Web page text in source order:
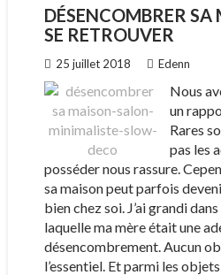
DÉSENCOMBRER
SE RETROUVER
25 juillet 2018 Edenn
Nous
un
Rares
pas les
posséder nous rassure.
sa maison peut parfois
bien chez soi. J’ai grandi
laquelle ma mère était une
désencombrement. Aucun
l’essentiel. Et parmi les